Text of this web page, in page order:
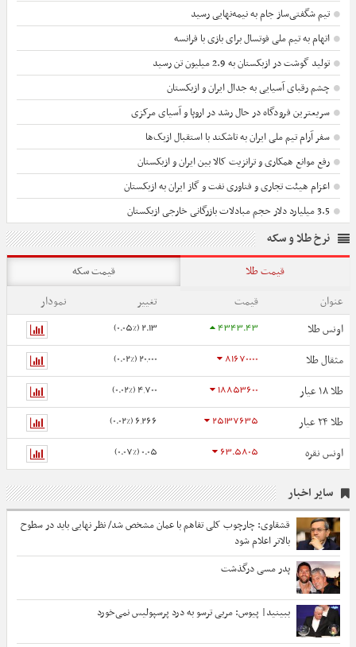
تیم شگفتی‌ساز جام به نیمه‌نهایی رسید
اتهام به تیم ملی فوتسال برای بازی با فرانسه
تولید گوشت در ازبکستان به 2.9 میلیون تن رسید
چشم رقبای آسیایی به جدال ایران و ازبکستان
سریعترین فرودگاه در حال رشد در اروپا و آسیای مرکزی
سفر آرام تیم ملی ایران به تاشکند با استقبال ازبک‌ها
رفع موانع همکاری و ترانزیت کالا بین ایران و ازبکستان
اعزام هیئت تجاری و فناوری نفت و گاز ایران به ازبکستان
3.5 میلیارد دلار حجم مبادلات بازرگانی خارجی ازبکستان
نرخ طلا و سکه
قیمت طلا
قیمت سکه
عنوان
قیمت تغییر
نمودار
اونس طلا
4343.43
2.13 (0.05%)
مثقال طلا 81670000
20,000 (0.02%)
طلا ۱۸ عیار 18853600
4,700 (0.02%)
طلا ۲۴ عیار 25137635
6,266 (0.02%)
اونس نقره 63.5805
0.05 (0.07%)
سایر اخبار
قشقاوی: چارچوب کلی تفاهم با عمان مشخص شد/ نظر نهایی باید در سطوح
بالاتر اعلام شود
پدر مسی درگذشت
ببینید| پیوس: مربی ترسو به درد پرسپولیس نمی‌خورد